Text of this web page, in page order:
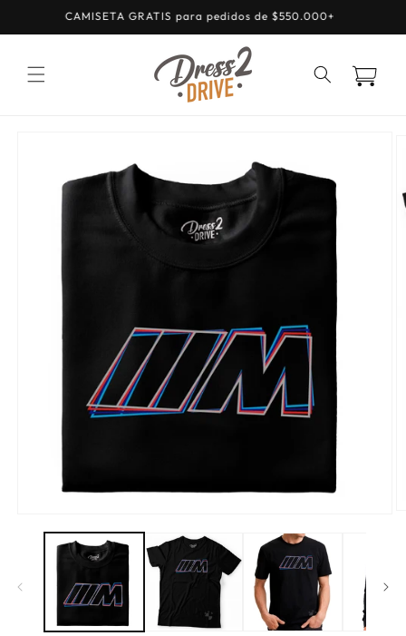
directamente
al contenido
CAMISETA GRATIS para pedidos de $550.000+
Carrito
del producto